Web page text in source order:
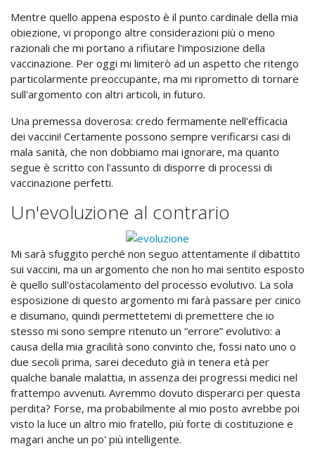
Mentre quello appena esposto è il punto cardinale della mia
obiezione, vi propongo altre considerazioni più o meno
razionali che mi portano a rifiutare l'imposizione della
vaccinazione. Per oggi mi limiterò ad un aspetto che ritengo
particolarmente preoccupante, ma mi riprometto di tornare
sull'argomento con altri articoli, in futuro.
Una premessa doverosa: credo fermamente nell'efficacia
dei vaccini! Certamente possono sempre verificarsi casi di
mala sanità, che non dobbiamo mai ignorare, ma quanto
segue è scritto con l'assunto di disporre di processi di
vaccinazione perfetti.
Un'evoluzione al contrario
Mi sarà sfuggito perché non seguo attentamente il dibattito
sui vaccini, ma un argomento che non ho mai sentito esposto
è quello sull'ostacolamento del processo evolutivo. La sola
esposizione di questo argomento mi farà passare per cinico
e disumano, quindi permettetemi di premettere che io
stesso mi sono sempre ritenuto un “errore” evolutivo: a
causa della mia gracilità sono convinto che, fossi nato uno o
due secoli prima, sarei deceduto già in tenera età per
qualche banale malattia, in assenza dei progressi medici nel
frattempo avvenuti. Avremmo dovuto disperarci per questa
perdita? Forse, ma probabilmente al mio posto avrebbe poi
visto la luce un altro mio fratello, più forte di costituzione e
magari anche un po' più intelligente.